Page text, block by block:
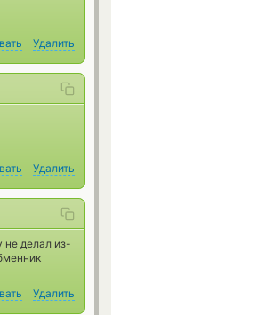
Удалить
Удалить
не делал из-
Удалить